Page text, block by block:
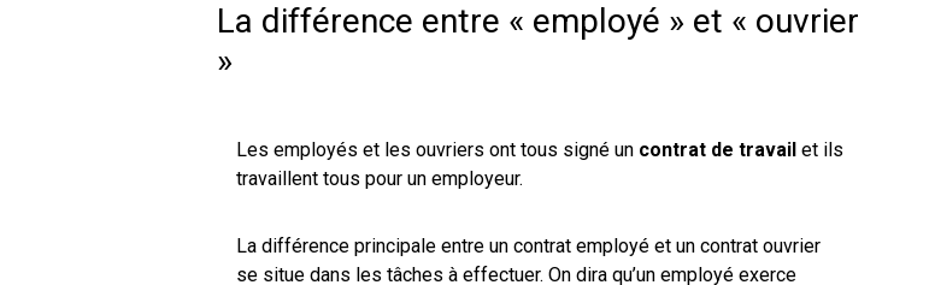
La différence entre « employé » et « ouvrier
»
Les employés et les ouvriers ont tous signé un contrat de travail et ils
travaillent tous pour un employeur.
La différence principale entre un contrat employé et un contrat ouvrier
se situe dans les tâches à effectuer. On dira qu’un employé exerce